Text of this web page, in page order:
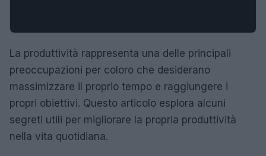
La produttività rappresenta una delle principali
preoccupazioni per coloro che desiderano
massimizzare il proprio tempo e raggiungere i
propri obiettivi. Questo articolo esplora alcuni
segreti utili per migliorare la propria produttività
nella vita quotidiana.